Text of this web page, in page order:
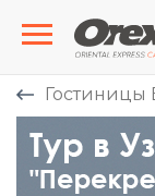
Гостиницы